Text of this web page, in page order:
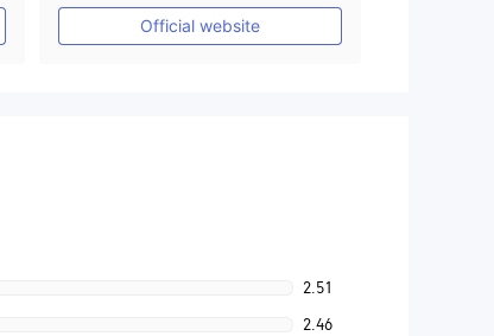
Lisensi Penuh MT4
Official website
2.51
2.46